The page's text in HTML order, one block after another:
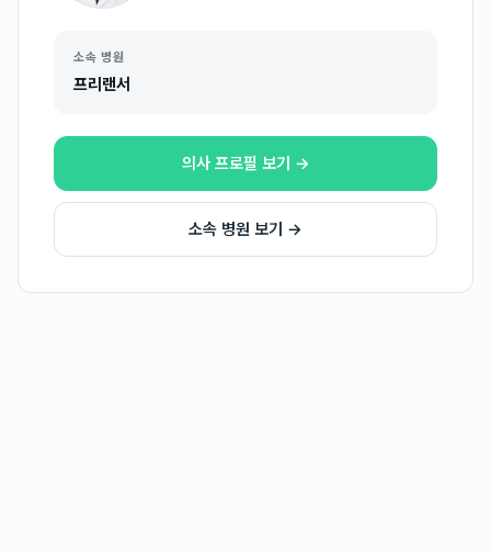
소속 병원
프리랜서
의사 프로필 보기 →
소속 병원 보기 →